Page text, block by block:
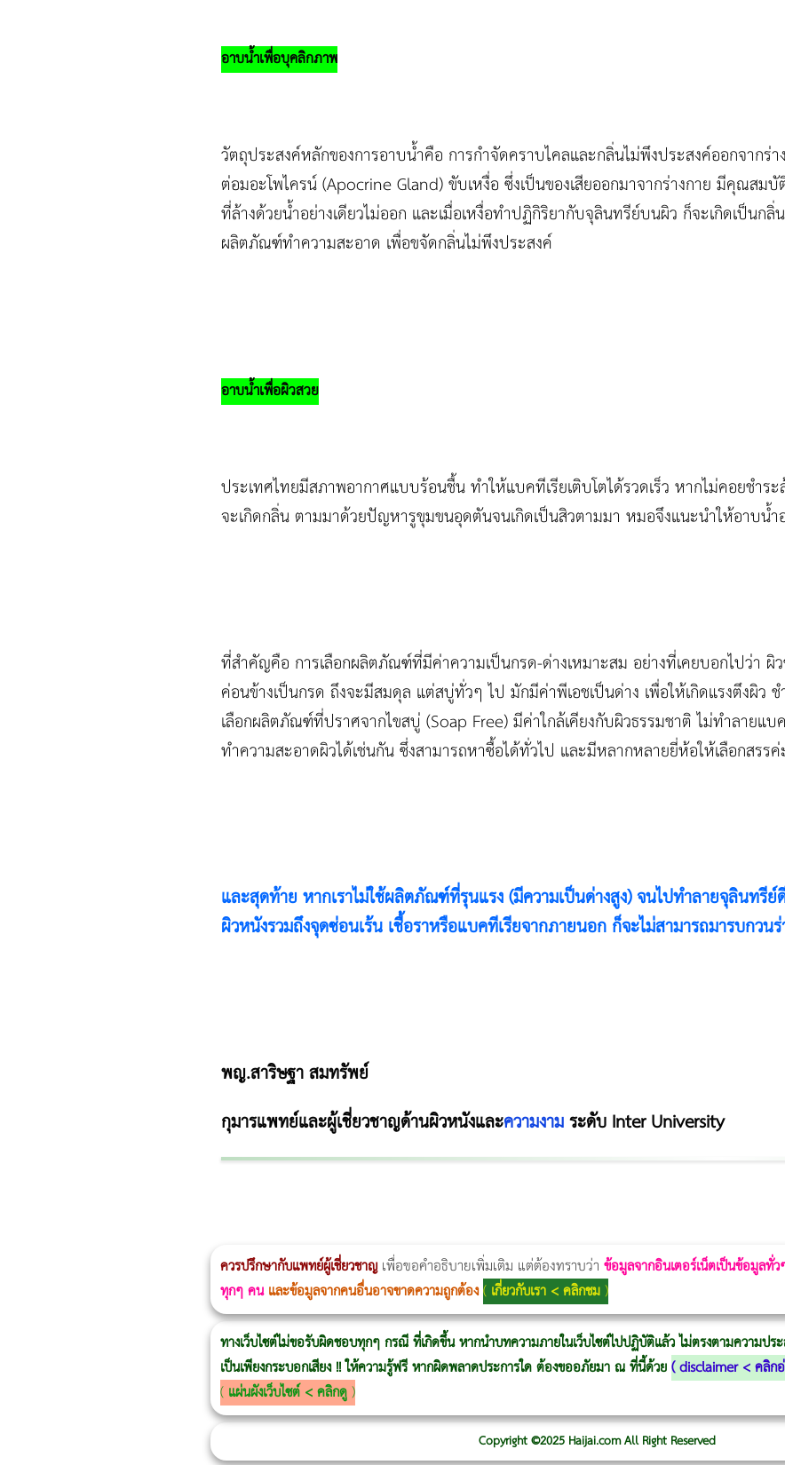
อาบน้ำเพื่อบุคลิกภาพ
วัตถุประสงค์หลักของการอาบน้ำคือ การกำจัดคราบไคลและกลิ่นไม่พึงประสงค์ออกจากร่
ต่อมอะโพไครน์ (Apocrine Gland) ขับเหงื่อ ซึ่งเป็นของเสียออกมาจากร่างกาย มีคุณสม
ที่ล้างด้วยน้ำอย่างเดียวไม่ออก และเมื่อเหงื่อทำปฏิกิริยากับจุลินทรีย์บนผิว ก็จะเกิดเป็นกลิ่
ผลิตภัณฑ์ทำความสะอาด เพื่อขจัดกลิ่นไม่พึงประสงค์
อาบน้ำเพื่อผิวสวย
ประเทศไทยมีสภาพอากาศแบบร้อนชื้น ทำให้แบคทีเรียเติบโตได้รวดเร็ว หากไม่คอยชำระ
จะเกิดกลิ่น ตามมาด้วยปัญหารูขุมขนอุดตันจนเกิดเป็นสิวตามมา หมอจึงแนะนำให้อาบน้ำ
ที่สำคัญคือ การเลือกผลิตภัณฑ์ที่มีค่าความเป็นกรด-ด่างเหมาะสม อย่างที่เคยบอกไปว่า ผิ
ค่อนข้างเป็นกรด ถึงจะมีสมดุล แต่สบู่ทั่วๆ ไป มักมีค่าพีเอชเป็นด่าง เพื่อให้เกิดแรงตึงผิว ช
เลือกผลิตภัณฑ์ที่ปราศจากไขสบู่ (Soap Free) มีค่าใกล้เคียงกับผิวธรรมชาติ ไม่ทำลายแ
ทำความสะอาดผิวได้เช่นกัน ซึ่งสามารถหาซื้อได้ทั่วไป และมีหลากหลายยี่ห้อให้เลือกสรรค่
และสุดท้าย หากเราไม่ใช้ผลิตภัณฑ์ที่รุนแรง (มีความเป็นด่างสูง) จนไปทำลายจุลินทรี
ผิวหนังรวมถึงจุดซ่อนเร้น เชื้อราหรือแบคทีเรียจากภายนอก ก็จะไม่สามารถมารบกวนร่
พญ.สาริษฐา สมทรัพย์
กุมารแพทย์และผู้เชี่ยวชาญด้านผิวหนังและความงามระดับ Inter University
ควรปรึกษากับแพทย์ผู้เชี่ยวชาญเพื่อขอคำอธิบายเพิ่มเติม แต่ต้องทราบว่า ข้อมูลจากอินเตอร์เน็ตเป็นข้อมูลทั่
ทุกๆ คน และข้อมูลจากคนอื่นอาจขาดความถูกต้อง( เกี่ยวกับเรา < คลิกชม)
ทางเว็บไซต์ไม่ขอรับผิดชอบทุกๆ กรณี ที่เกิดขึ้น หากนำบทความภายในเว็บไซต์ไปปฏิบัติแล้ว ไม่ตรงตามความปร
เป็นเพียงกระบอกเสียง !! ให้ความรู้ฟรี หากผิดพลาดประการใด ต้องขออภัยมา ณ ที่นี้ด้วย(disclaimer < คลิก
( แผ่นผังเว็บไซต์ < คลิกดู)
Copyright ©2025 Haijai.com All Right Reserved